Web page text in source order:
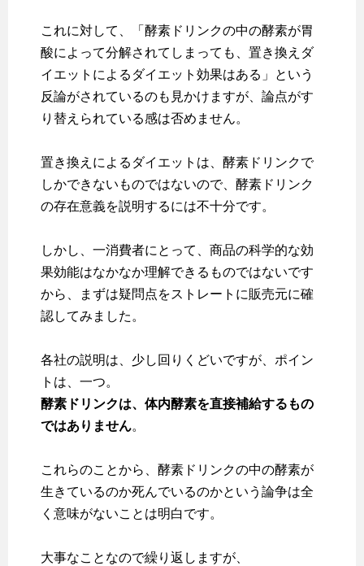
これに対して、「酵素ドリンクの中の酵素が胃
酸によって分解されてしまっても、置き換えダ
イエットによるダイエット効果はある」という
反論がされているのも見かけますが、論点がす
り替えられている感は否めません。
置き換えによるダイエットは、酵素ドリンクで
しかできないものではないので、酵素ドリンク
の存在意義を説明するには不十分です。
しかし、一消費者にとって、商品の科学的な効
果効能はなかなか理解できるものではないです
から、まずは疑問点をストレートに販売元に確
認してみました。
各社の説明は、少し回りくどいですが、ポイン
トは、一つ。
酵素ドリンクは、体内酵素を直接補給するもの
ではありません。
これらのことから、酵素ドリンクの中の酵素が
生きているのか死んでいるのかという論争は全
く意味がないことは明白です。
大事なことなので繰り返しますが、